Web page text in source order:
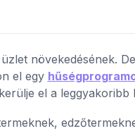
növekedésének.
el egy
el a